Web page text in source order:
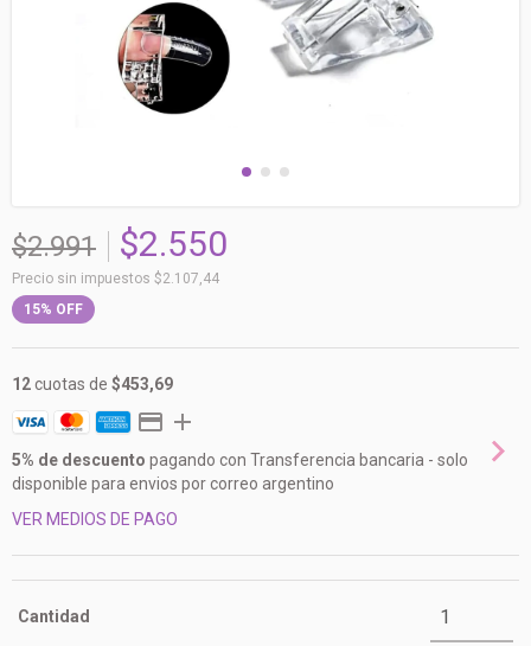
$2.991 $2.550
Precio sin impuestos $2.107,44
15% OFF
12cuotas de $453,69
5% de descuento pagando con Transferencia bancaria - solo
disponible para envios por correo argentino
VER MEDIOS DE PAGO
Cantidad